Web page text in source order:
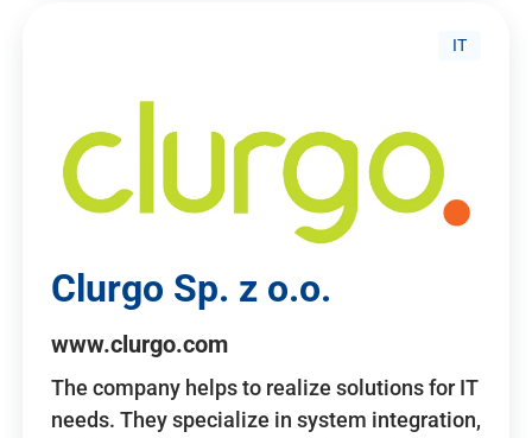
IT
Clurgo Sp. z o.o.
www.clurgo.com
The company helps to realize solutions for IT
needs. They specialize in system integration,